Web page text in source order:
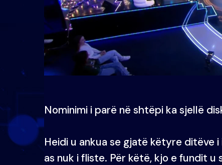
Nominimi i parë në shtëpi ka sjellë
Heidi u ankua se gjatë këtyre ditëve
as nuk i fliste. Për këtë, kjo e fundit